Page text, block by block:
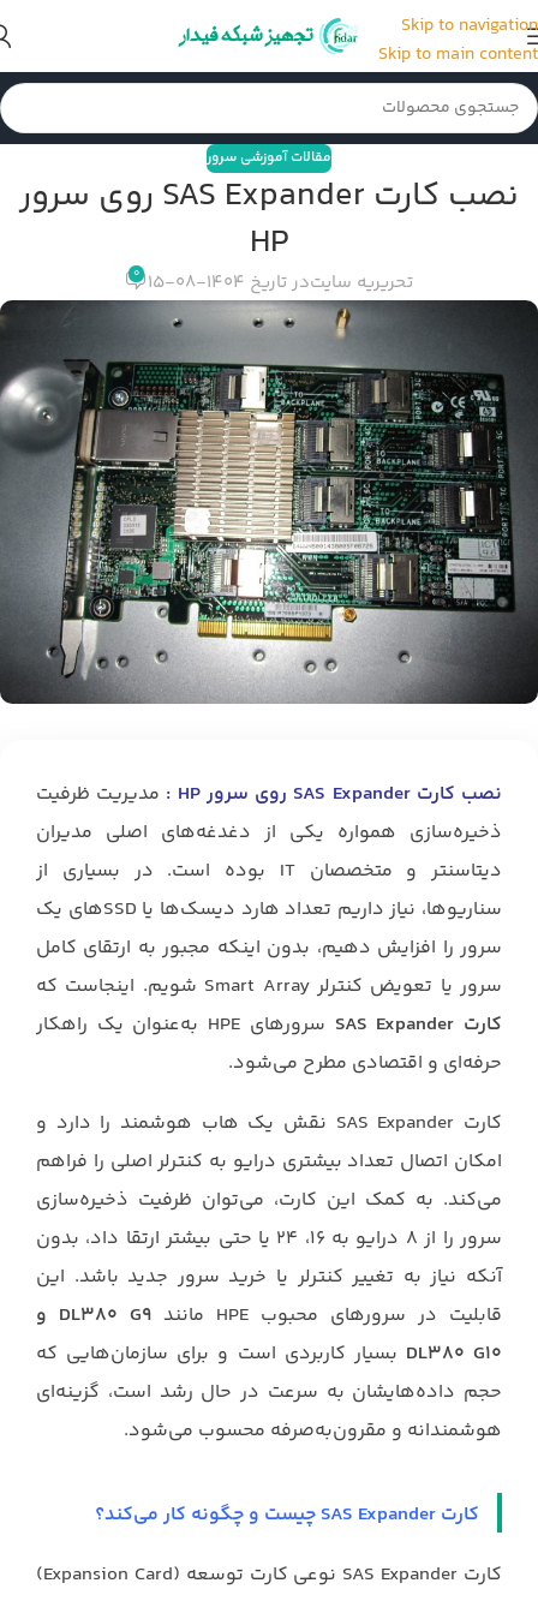
Skip to navigation
Skip to main content
مقالات آموزشی سرور
نصب کارت SAS Expander روی سرور
HP
تحریریه سایتدر تاریخ 1404-08-15 0
نصب کارت SAS Expander روی سرور HP :
مدیریت ظرفیت
ذخیره‌سازی همواره یکی از دغدغه‌های اصلی مدیران
دیتاسنتر و متخصصان IT بوده است. در بسیاری از
سناریوها، نیاز داریم تعداد هارد دیسک‌ها یا SSDهای یک
سرور را افزایش دهیم، بدون اینکه مجبور به ارتقای کامل
سرور یا تعویض کنترلر Smart Array شویم. اینجاست که
کارت SAS Expander
سرورهای HPE به‌عنوان یک راهکار
حرفه‌ای و اقتصادی مطرح می‌شود.
کارت SAS Expander نقش یک هاب هوشمند را دارد و
امکان اتصال تعداد بیشتری درایو به کنترلر اصلی را فراهم
می‌کند. به کمک این کارت، می‌توان ظرفیت ذخیره‌سازی
سرور را از ۸ درایو به ۱۶، ۲۴ یا حتی بیشتر ارتقا داد، بدون
آنکه نیاز به تغییر کنترلر یا خرید سرور جدید باشد. این
قابلیت در سرورهای محبوب HPE مانند
DL380 G9 و
DL380 G10 بسیار کاربردی است و برای سازمان‌هایی که
حجم داده‌هایشان به سرعت در حال رشد است، گزینه‌ای
هوشمندانه و مقرون‌به‌صرفه محسوب می‌شود.
کارت SAS Expander چیست و چگونه کار می‌کند؟
کارت SAS Expander نوعی کارت توسعه (Expansion Card)